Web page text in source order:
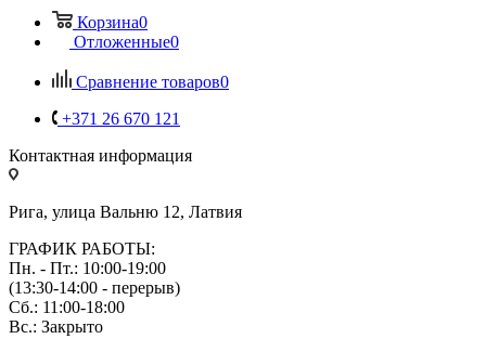
Корзина0
Отложенные0
Сравнение товаров0
+371 26 670 121
Контактная информация
Рига, улица Вальню 12, Латвия
ГРАФИК РАБОТЫ:
Пн. - Пт.: 10:00-19:00
(13:30-14:00 - перерыв)
Сб.: 11:00-18:00
Вс.: Закрыто